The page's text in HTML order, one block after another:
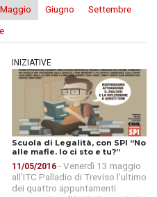
Maggio Giugno
Settembre
INIZIATIVE
Scuola di Legalità, con SPI “No
alle mafie. Io ci sto e tu?”
11/05/2016 - Venerdì 13 maggio
all’ITC Palladio di Treviso l’ultimo
dei quattro appuntamenti